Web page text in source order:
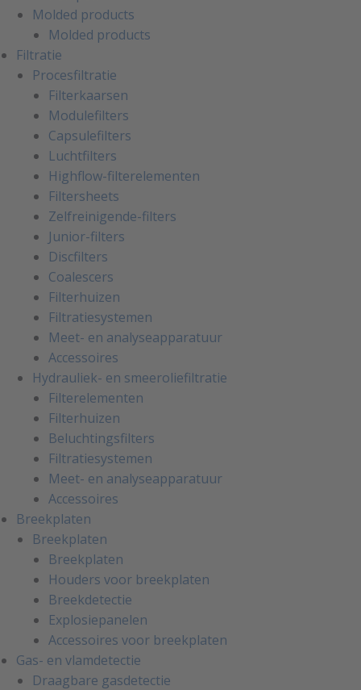
Molded products
Molded products
Filtratie
Procesfiltratie
Filterkaarsen
Modulefilters
Capsulefilters
Luchtfilters
Highflow-filterelementen
Filtersheets
Zelfreinigende-filters
Junior-filters
Discfilters
Coalescers
Filterhuizen
Filtratiesystemen
Meet- en analyseapparatuur
Accessoires
Hydrauliek- en smeeroliefiltratie
Filterelementen
Filterhuizen
Beluchtingsfilters
Filtratiesystemen
Meet- en analyseapparatuur
Accessoires
Breekplaten
Breekplaten
Breekplaten
Houders voor breekplaten
Breekdetectie
Explosiepanelen
Accessoires voor breekplaten
Gas- en vlamdetectie
Draagbare gasdetectie